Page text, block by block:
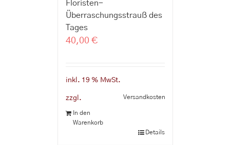
Floristen-
Überraschungsstrauß des
Tages
40,00 €
inkl. 19 % MwSt.
zzgl. Versandkosten
In den
Warenkorb
Details